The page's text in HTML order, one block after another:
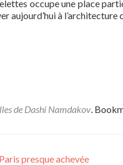
occupe une place
aujourd’hui à l’architecture
de Dashi Namdakov.
presque achevée